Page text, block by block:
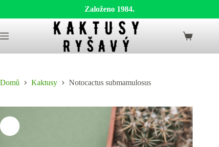
Založeno 1984.
to
content
Shopping
Domů Kaktusy Notocactus submamulosus